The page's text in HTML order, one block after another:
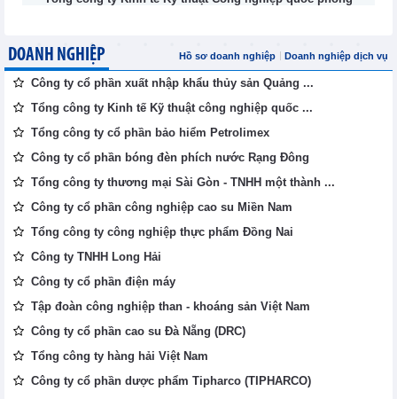
DOANH NGHIỆP Hồ sơ doanh nghiệp Doanh nghiệp dịch vụ
Công ty cổ phần xuất nhập khẩu thủy sản Quảng ...
Tổng công ty Kinh tế Kỹ thuật công nghiệp quốc ...
Tổng công ty cổ phần bảo hiểm Petrolimex
Công ty cổ phần bóng đèn phích nước Rạng Đông
Tổng công ty thương mại Sài Gòn - TNHH một thành ...
Công ty cổ phần công nghiệp cao su Miền Nam
Tổng công ty công nghiệp thực phẩm Đồng Nai
Công ty TNHH Long Hải
Công ty cổ phần điện máy
Tập đoàn công nghiệp than - khoáng sản Việt Nam
Công ty cổ phần cao su Đà Nẵng (DRC)
Tổng công ty hàng hải Việt Nam
Công ty cổ phần dược phẩm Tipharco (TIPHARCO)